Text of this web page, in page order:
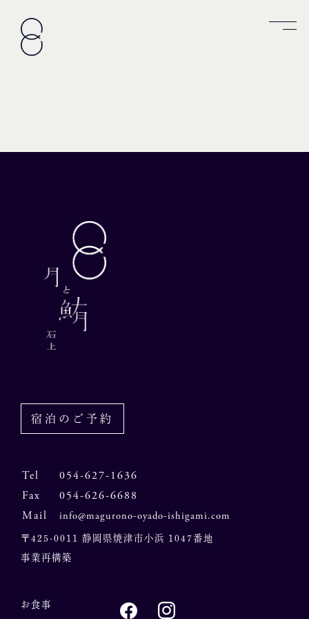
宿泊のご予約
Tel
054-627-1636
Fax
054-626-6688
Mail
info@magurono-oyado-ishigami.com
〒425-0011 静岡県焼津市小浜 1047番地
事業再構築
お食事